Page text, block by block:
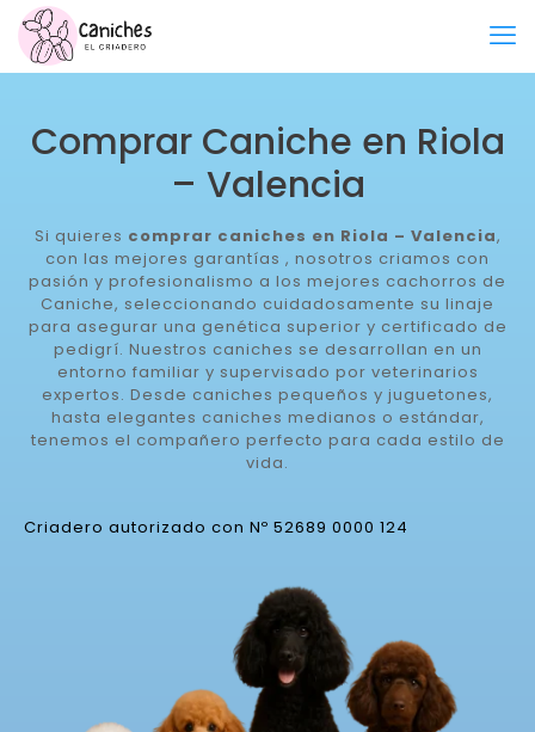
Comprar Caniche en Riola
– Valencia
Si quieres comprar caniches en Riola – Valencia,
con las mejores garantías , nosotros criamos con
pasión y profesionalismo a los mejores cachorros de
Caniche, seleccionando cuidadosamente su linaje
para asegurar una genética superior y certificado de
pedigrí. Nuestros caniches se desarrollan en un
entorno familiar y supervisado por veterinarios
expertos. Desde caniches pequeños y juguetones,
hasta elegantes caniches medianos o estándar,
tenemos el compañero perfecto para cada estilo de
vida.
Criadero autorizado con Nº 52689 0000 124